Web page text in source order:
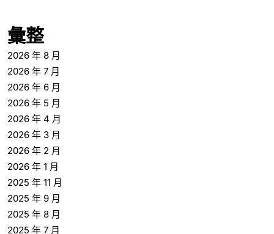
彙整
2026 年 8 月
2026 年 7 月
2026 年 6 月
2026 年 5 月
2026 年 4 月
2026 年 3 月
2026 年 2 月
2026 年 1 月
2025 年 11 月
2025 年 9 月
2025 年 8 月
2025 年 7 月